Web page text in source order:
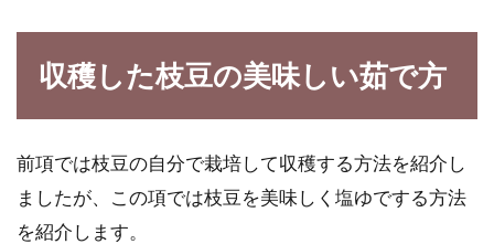
収穫した枝豆の美味しい茹で方
前項では枝豆の自分で栽培して収穫する方法を紹介し
ましたが、この項では枝豆を美味しく塩ゆでする方法
を紹介します。